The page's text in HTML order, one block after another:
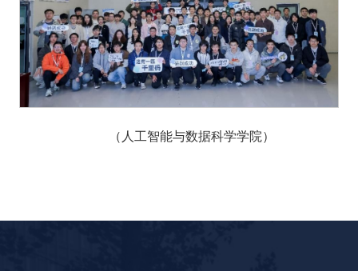
（人工智能与数据科学学院）